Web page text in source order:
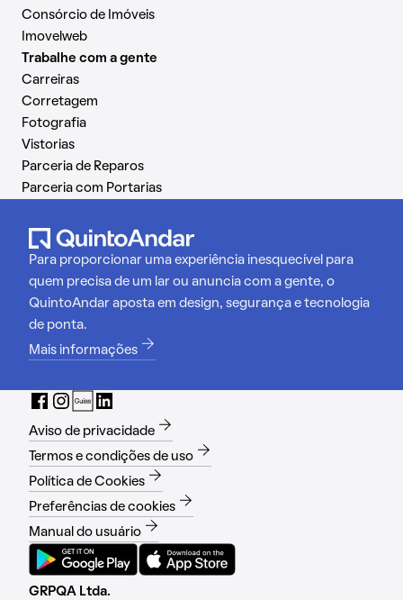
Consórcio de Imóveis
Imovelweb
Trabalhe com a gente
Carreiras
Corretagem
Fotografia
Vistorias
Parceria de Reparos
Parceria com Portarias
Para proporcionar uma experiência inesquecível para
quem precisa de um lar ou anuncia com a gente, o
QuintoAndar aposta em design, segurança e tecnologia
de ponta.
Mais informações
Aviso de privacidade
Termos e condições de uso
Política de Cookies
Preferências de cookies
Manual do usuário
GRPQA Ltda.